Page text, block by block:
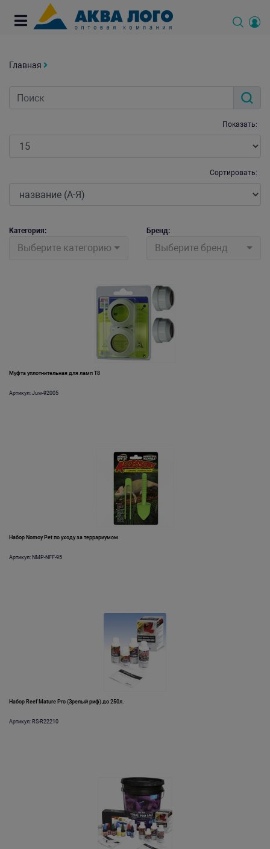
Главная
Показать:
Сортировать:
Категория:
Выберите категорию
Бренд:
Выберите бренд
Муфта уплотнительная для ламп Т8
Артикул: Juw-92005
Набор Nomoy Pet по уходу за террариумом
Артикул: NMP-NFF-95
Набор Reef Mature Pro (Зрелый риф) до 250л.
Артикул: RS-R22210